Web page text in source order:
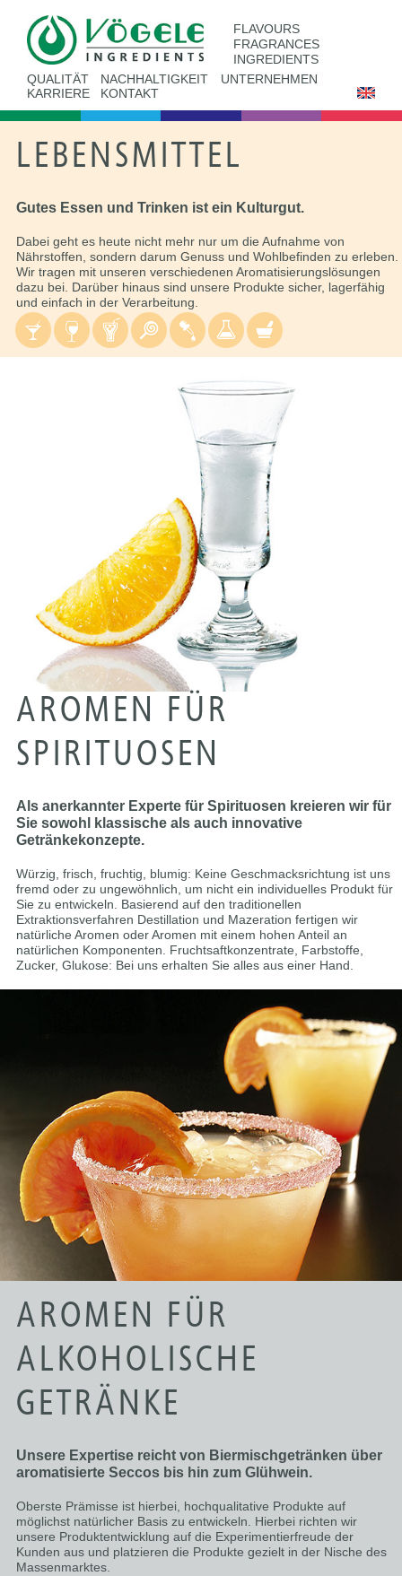
FLAVOURS
FRAGRANCES
INGREDIENTS
QUALITÄT
NACHHALTIGKEIT
UNTERNEHMEN
KARRIERE
KONTAKT
LEBENSMITTEL
Gutes Essen und Trinken ist ein Kulturgut.
Dabei geht es heute nicht mehr nur um die Aufnahme von
Nährstoffen, sondern darum Genuss und Wohlbefinden zu erleben.
Wir tragen mit unseren verschiedenen Aromatisierungslösungen
dazu bei. Darüber hinaus sind unsere Produkte sicher, lagerfähig
und einfach in der Verarbeitung.
AROMEN FÜR
SPIRITUOSEN
Als anerkannter Experte für Spirituosen kreieren wir für
Sie sowohl klassische als auch innovative
Getränkekonzepte.
Würzig, frisch, fruchtig, blumig: Keine Geschmacksrichtung ist uns
fremd oder zu ungewöhnlich, um nicht ein individuelles Produkt für
Sie zu entwickeln. Basierend auf den traditionellen
Extraktionsverfahren Destillation und Mazeration fertigen wir
natürliche Aromen oder Aromen mit einem hohen Anteil an
natürlichen Komponenten. Fruchtsaftkonzentrate, Farbstoffe,
Zucker, Glukose: Bei uns erhalten Sie alles aus einer Hand.
AROMEN FÜR
ALKOHOLISCHE
GETRÄNKE
Unsere Expertise reicht von Biermischgetränken über
aromatisierte Seccos bis hin zum Glühwein.
Oberste Prämisse ist hierbei, hochqualitative Produkte auf
möglichst natürlicher Basis zu entwickeln. Hierbei richten wir
unsere Produktentwicklung auf die Experimentierfreude der
Kunden aus und platzieren die Produkte gezielt in der Nische des
Massenmarktes.